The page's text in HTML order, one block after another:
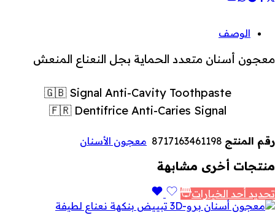
الوصف
معجون أسنان متعدد الحماية بجل النعناع المنعش
🇬🇧 Signal Anti-Cavity Toothpaste
🇫🇷 Dentifrice Anti-Caries Signal
رقم المنتج 8717163461198 معجون الأسنان
منتجات أخرى مشابهة
تحديد أحد الخيارات